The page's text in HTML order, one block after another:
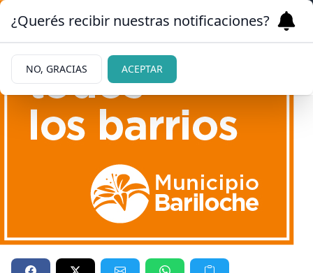
Prestaciones de Anses:
quiénes cobran el martes 12
¿Querés recibir nuestras notificaciones?
NO, GRACIAS ACEPTAR